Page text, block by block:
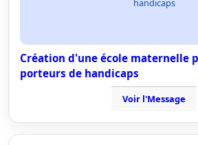
handicaps
Création d'une école maternelle
porteurs de handicaps
Voir l'Message